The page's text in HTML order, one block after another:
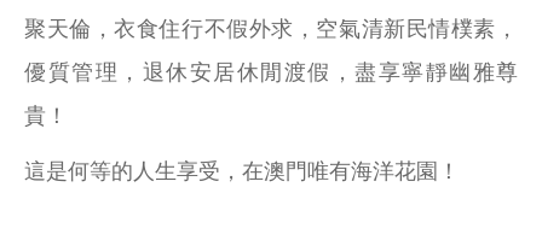
聚天倫，衣食住行不假外求，空氣清新民情樸素，
優質管理，退休安居休閒渡假，盡享寧靜幽雅尊
貴！
這是何等的人生享受，在澳門唯有海洋花園！